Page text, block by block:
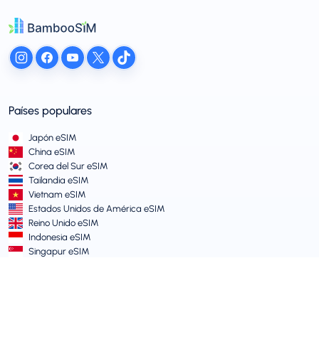
Países populares
Japón eSIM
China eSIM
Corea del Sur eSIM
Tailandia eSIM
Vietnam eSIM
Estados Unidos de América eSIM
Reino Unido eSIM
Indonesia eSIM
Singapur eSIM